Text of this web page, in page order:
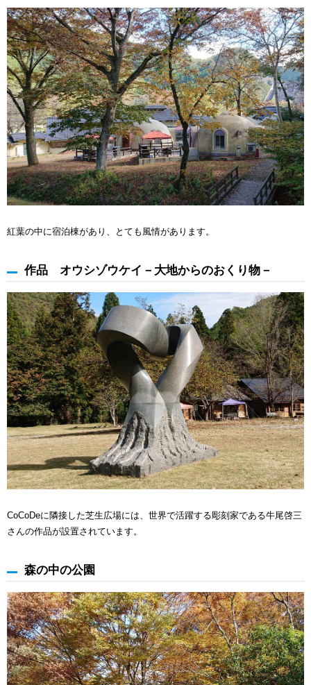
紅葉の中に宿泊棟があり、とても風情があります。
作品 オウシゾウケイ－大地からのおくり物－
CoCoDeに隣接した芝生広場には、世界で活躍する彫刻家である牛尾啓三
さんの作品が設置されています。
森の中の公園